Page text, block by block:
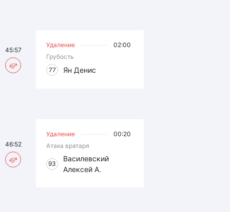
Удаление
02:00
Грубость
77
Ян Денис
45:57
Удаление
00:20
Атака вратаря
93
Василевский
Алексей А.
46:52